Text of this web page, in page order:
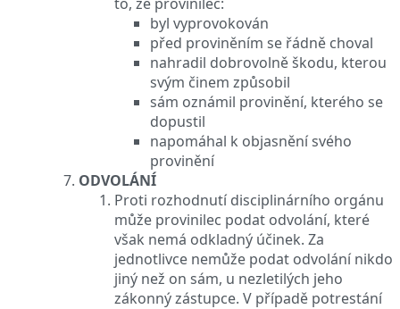
byl vyprovokován
před proviněním se řádně choval
nahradil dobrovolně škodu, kterou
svým činem způsobil
sám oznámil provinění, kterého se
dopustil
napomáhal k objasnění svého
provinění
ODVOLÁNÍ
Proti rozhodnutí disciplinárního orgánu
může provinilec podat odvolání, které
však nemá odkladný účinek. Za
jednotlivce nemůže podat odvolání nikdo
jiný než on sám, u nezletilých jeho
zákonný zástupce. V případě potrestání